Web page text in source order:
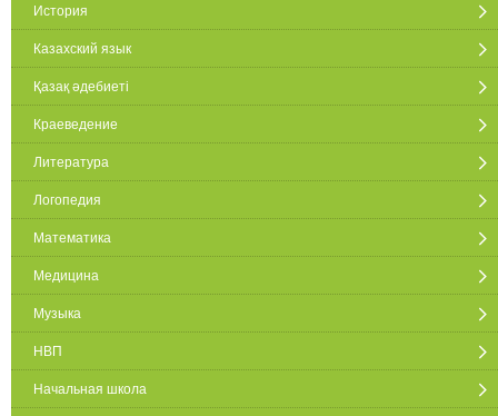
История
Казахский язык
Қазақ әдебиеті
Краеведение
Литература
Логопедия
Математика
Медицина
Музыка
НВП
Начальная школа